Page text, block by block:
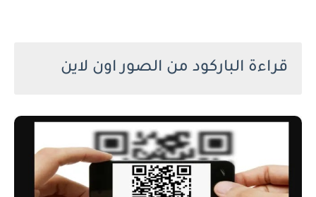
قراءة الباركود من الصور اون لاين